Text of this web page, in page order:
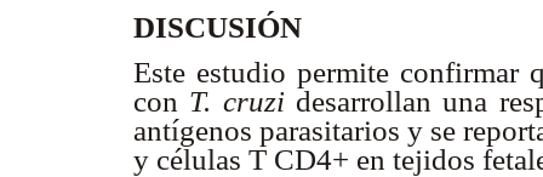
DISCUSIÓN
Este estudio permite confirmar
con T. cruzidesarrollan una
antígenos parasitarios y se
y células T CD4+ en tejidos